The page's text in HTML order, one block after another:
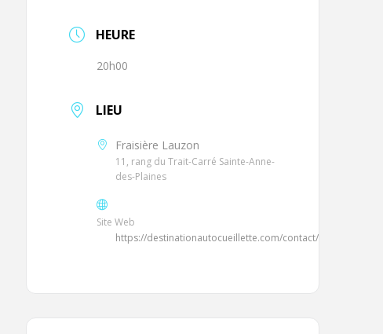
HEURE
20h00
LIEU
Fraisière Lauzon
11, rang du Trait-Carré Sainte-Anne-
des-Plaines
Site Web
https://destinationautocueillette.com/contact/